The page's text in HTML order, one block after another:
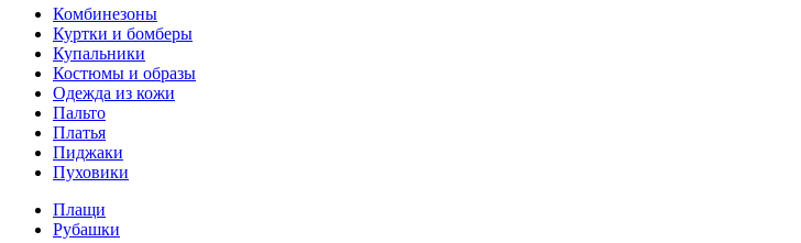
Комбинезоны
Куртки и бомберы
Купальники
Костюмы и образы
Одежда из кожи
Пальто
Платья
Пиджаки
Пуховики
Плащи
Рубашки